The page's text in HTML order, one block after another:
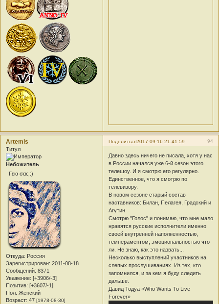
Поделиться 94
2017-09-16 21:41:59
Artemis
Титул
Небожитель
Γεια σας :)
Откуда: Россия
Зарегистрирован: 2011-08-18
Сообщений: 8371
Уважение: [+3906/-3]
Позитив: [+3607/-1]
Пол: Женский
Возраст: 47 [1978-08-30]
Давно здесь ничего не писала, хотя у нас
в России начался уже 6-й сезон этого
телешоу. И я смотрю его регулярно.
Единственное, что я смотрю по
телевизору.
В новом сезоне старый состав
наставников: Билан, Пелагея, Градский и
Агутин.
Смотрю "Голос" и понимаю, что мне мало
нравятся русские исполнители именно
своей внутренней наполненностью,
темпераментом, эмоциональностью что
ли. Не знаю, как это назвать...
Несколько выступлений участников на
слепых прослушиваниях. Из тех, кто
запомнился, и за кем я буду следить
дальше.
Давид Тодуа «Who Wants To Live
Forever»